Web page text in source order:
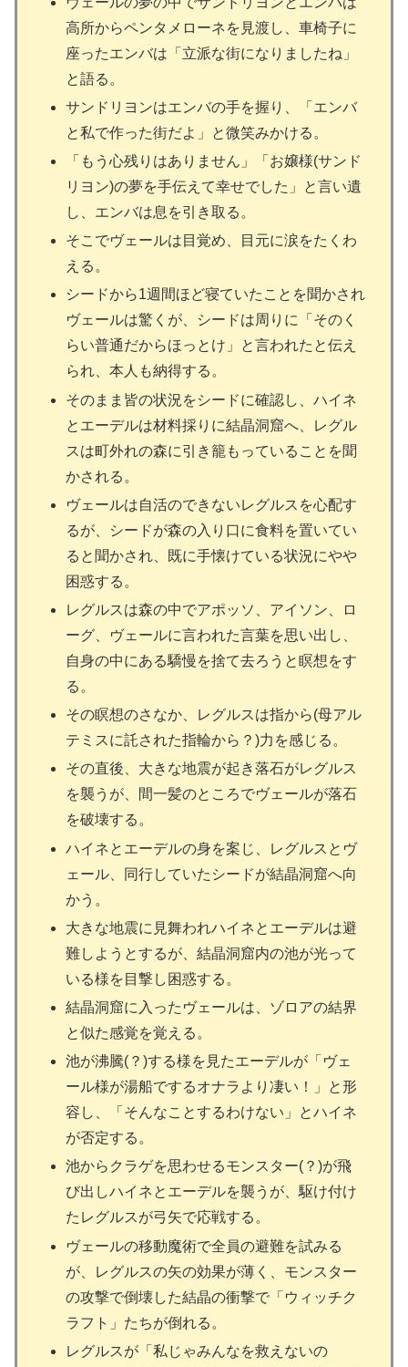
高所からペンタメローネを見渡し、車椅子に
座ったエンバは「立派な街になりましたね」
と語る。
サンドリヨンはエンバの手を握り、「エンバ
と私で作った街だよ」と微笑みかける。
「もう心残りはありません」「お嬢様(サンド
リヨン)の夢を手伝えて幸せでした」と言い遺
し、エンバは息を引き取る。
そこでヴェールは目覚め、目元に涙をたくわ
える。
シードから1週間ほど寝ていたことを聞かされ
ヴェールは驚くが、シードは周りに「そのく
らい普通だからほっとけ」と言われたと伝え
られ、本人も納得する。
そのまま皆の状況をシードに確認し、ハイネ
とエーデルは材料採りに結晶洞窟へ、レグル
スは町外れの森に引き籠もっていることを聞
かされる。
ヴェールは自活のできないレグルスを心配す
るが、シードが森の入り口に食料を置いてい
ると聞かされ、既に手懐けている状況にやや
困惑する。
レグルスは森の中でアポッソ、アイソン、ロ
ーグ、ヴェールに言われた言葉を思い出し、
自身の中にある驕慢を捨て去ろうと瞑想をす
る。
その瞑想のさなか、レグルスは指から(母アル
テミスに託された指輪から？)力を感じる。
その直後、大きな地震が起き落石がレグルス
を襲うが、間一髪のところでヴェールが落石
を破壊する。
ハイネとエーデルの身を案じ、レグルスとヴ
ェール、同行していたシードが結晶洞窟へ向
かう。
大きな地震に見舞われハイネとエーデルは避
難しようとするが、結晶洞窟内の池が光って
いる様を目撃し困惑する。
結晶洞窟に入ったヴェールは、ゾロアの結界
と似た感覚を覚える。
池が沸騰(？)する様を見たエーデルが「ヴェ
ール様が湯船でするオナラより凄い！」と形
容し、「そんなことするわけない」とハイネ
が否定する。
池からクラゲを思わせるモンスター(？)が飛
び出しハイネとエーデルを襲うが、駆け付け
たレグルスが弓矢で応戦する。
ヴェールの移動魔術で全員の避難を試みる
が、レグルスの矢の効果が薄く、モンスター
の攻撃で倒壊した結晶の衝撃で「ウィッチク
ラフト」たちが倒れる。
レグルスが「私じゃみんなを救えないの